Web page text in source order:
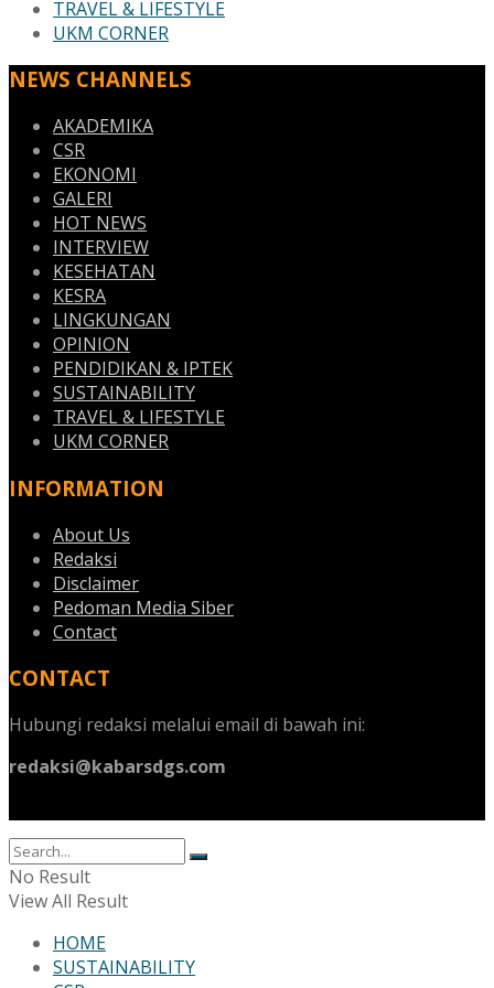
TRAVEL & LIFESTYLE
UKM CORNER
NEWS CHANNELS
AKADEMIKA
CSR
EKONOMI
GALERI
HOT NEWS
INTERVIEW
KESEHATAN
KESRA
LINGKUNGAN
OPINION
PENDIDIKAN & IPTEK
SUSTAINABILITY
TRAVEL & LIFESTYLE
UKM CORNER
INFORMATION
About Us
Redaksi
Disclaimer
Pedoman Media Siber
Contact
CONTACT
Hubungi redaksi melalui email di bawah ini:
redaksi@kabarsdgs.com
No Result
View All Result
HOME
SUSTAINABILITY